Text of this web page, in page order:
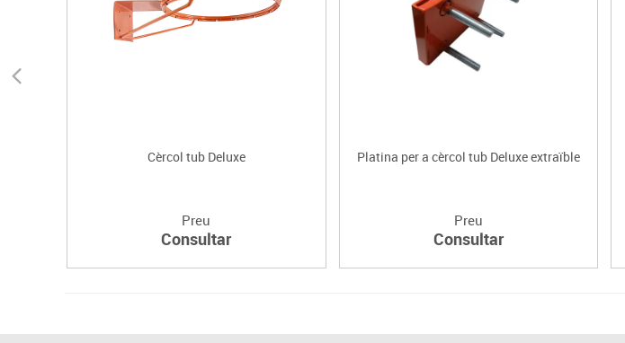
Cèrcol tub Deluxe
Preu
Consultar
Platina per a cèrcol tub Deluxe extraïble
Preu
Consultar